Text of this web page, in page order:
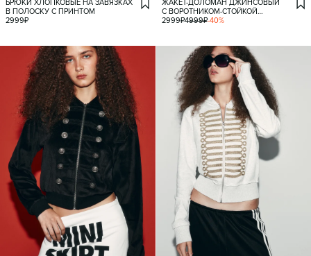
БРЮКИ ХЛОПКОВЫЕ НА ЗАВЯЗКАХ
В ПОЛОСКУ С ПРИНТОМ
2999₽
ЖАКЕТ-ДОЛОМАН ДЖИНСОВЫЙ
С ВОРОТНИКОМ-СТОЙКОЙ
И ГАЛУНАМИ
2999₽4999₽-40%